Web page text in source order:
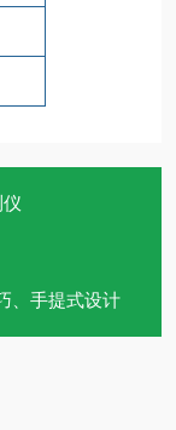
、手提式设计